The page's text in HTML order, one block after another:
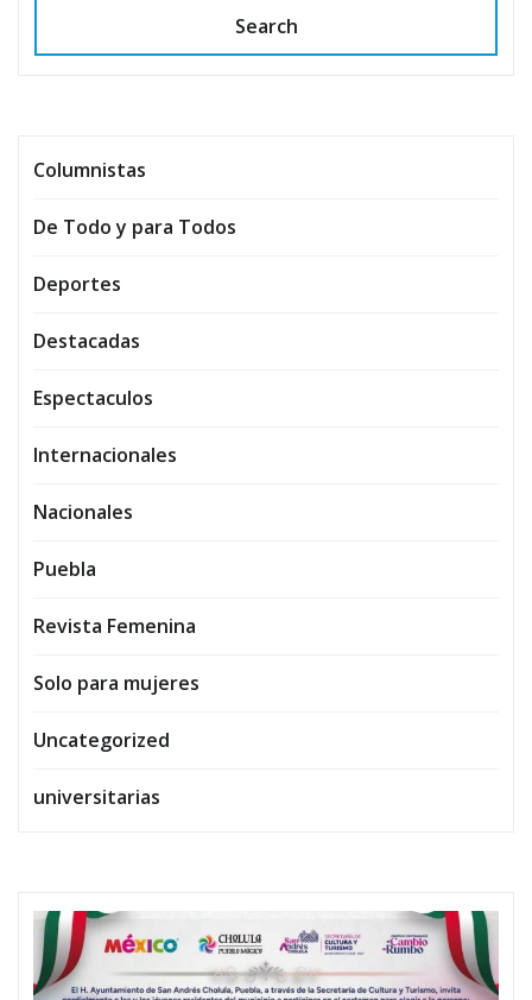
Search
Columnistas
De Todo y para Todos
Deportes
Destacadas
Espectaculos
Internacionales
Nacionales
Puebla
Revista Femenina
Solo para mujeres
Uncategorized
universitarias